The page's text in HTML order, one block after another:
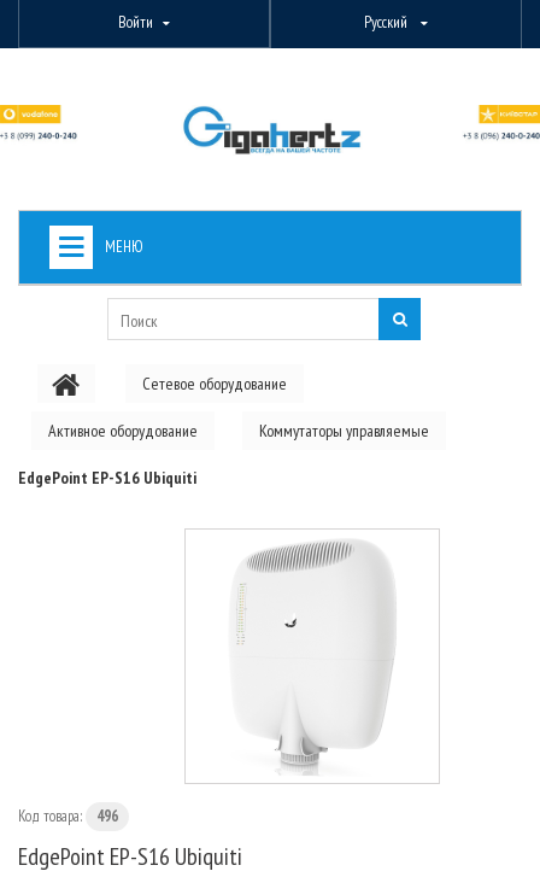
Войти Русский
МЕНЮ
PON ОБОРУДОВАНИЕ
Сетевое оборудование
Активное оборудование Коммутаторы управляемые
EdgePoint EP-S16 Ubiquiti
Код товара: 496
EdgePoint EP-S16 Ubiquiti